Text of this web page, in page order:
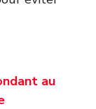
au